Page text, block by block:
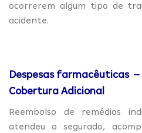
ocorrerem algum tipo de
acidente.
Despesas farmacêuticas –
Cobertura Adicional
Reembolso de remédios
atendeu o segurado,